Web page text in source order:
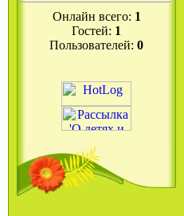
Онлайн всего: 1
Гостей: 1
Пользователей: 0